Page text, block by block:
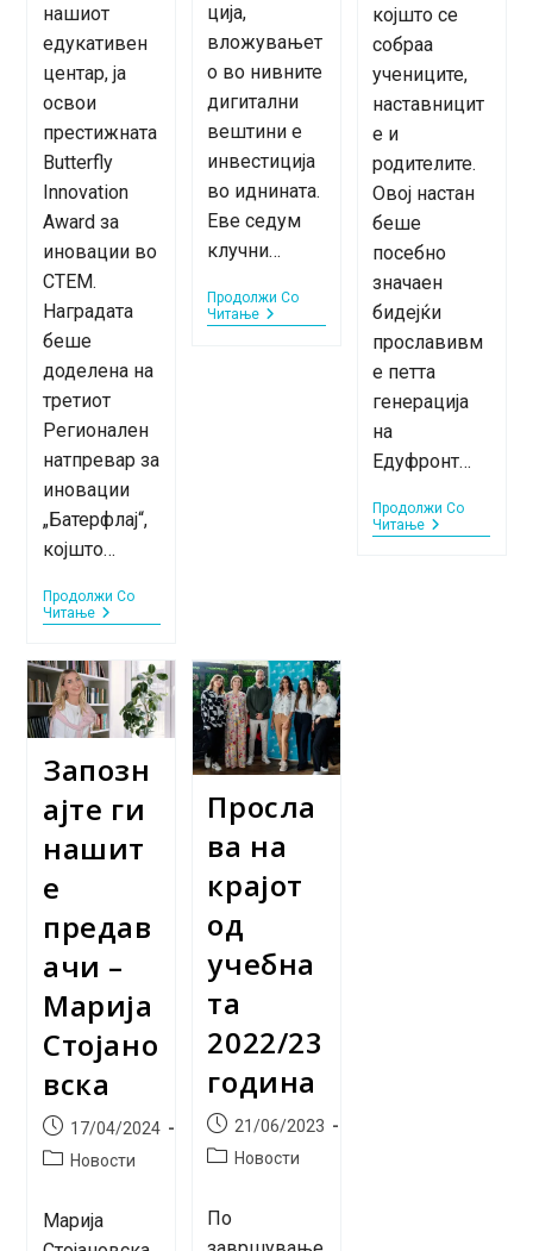
нашиот
едукативен
центар, ја
освои
престижната
Butterfly
Innovation
Award за
иновации во
СТЕМ.
Наградата
беше
доделена на
третиот
Регионален
натпревар за
иновации
„Батерфлај“,
којшто…
Продолжи Со
ЧитањеЕДУФРОНТ
Наградата
За
Иновации
Во
На
Регионалниот
Натпревар
„Батерфлај“
За
2024
ција,
вложувањет
о во нивните
дигитални
вештини е
инвестиција
во иднината.
Еве седум
клучни…
Продолжи Со
Читање7
којшто се
собраа
учениците,
наставницит
е и
родителите.
Овој настан
беше
посебно
значаен
бидејќи
прославивм
е петта
генерација
на
Едуфронт…
Продолжи Со
ЧитањеПетта
Запозн
ајте ги
нашит
е
предав
ачи –
Марија
Стојано
вска
Post
published:
17/04/2024
PostНовости
Марија
Просла
ва на
крајот
од
учебна
та
2022/23
година
Post
published:
21/06/2023
PostНовости
По